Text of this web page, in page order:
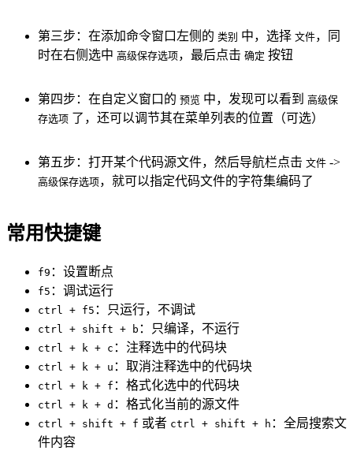
第三步：在添加命令窗口左侧的 类别 中，选择 文件，同
时在右侧选中 高级保存选项，最后点击 确定 按钮
第四步：在自定义窗口的 预览 中，发现可以看到 高级保
存选项 了，还可以调节其在菜单列表的位置（可选）
第五步：打开某个代码源文件，然后导航栏点击 文件 ->
高级保存选项，就可以指定代码文件的字符集编码了
常用快捷键
f9 ：设置断点
f5 ：调试运行
ctrl + f5 ：只运行，不调试
ctrl + shift + b ：只编译，不运行
ctrl + k + c ：注释选中的代码块
ctrl + k + u ：取消注释选中的代码块
ctrl + k + f ：格式化选中的代码块
ctrl + k + d ：格式化当前的源文件
ctrl + shift + f 或者 ctrl + shift + h ：全局搜索文
件内容